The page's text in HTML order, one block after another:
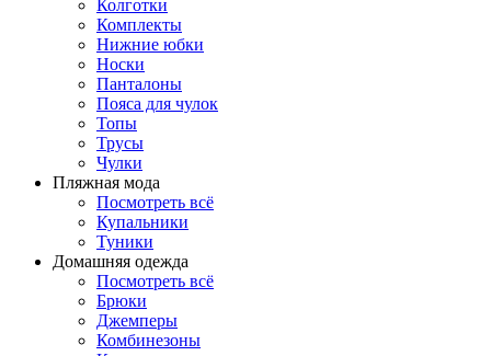
Колготки
Комплекты
Нижние юбки
Носки
Панталоны
Поясa для чулок
Топы
Трусы
Чулки
Пляжная мода
Посмотреть всё
Купальники
Туники
Домашняя одежда
Посмотреть всё
Брюки
Джемперы
Комбинезоны